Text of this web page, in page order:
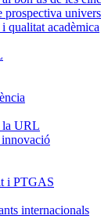
prospectiva
qualitat acadèmica
la URL
i PTGAS
internacionals